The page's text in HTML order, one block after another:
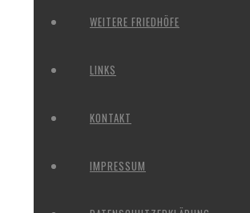
WEITERE FRIEDHÖFE
LINKS
KONTAKT
IMPRESSUM